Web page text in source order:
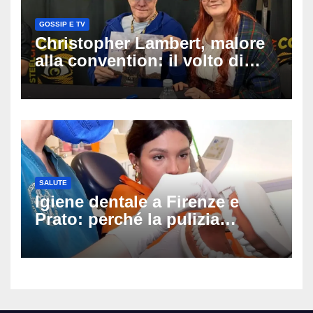
GOSSIP E TV
Christopher Lambert, malore
alla convention: il volto di
Highlander trasportato via in
ambulanza davanti ai fan
SALUTE
Igiene dentale a Firenze e
Prato: perché la pulizia
professionale è il primo passo
per prevenire la carie